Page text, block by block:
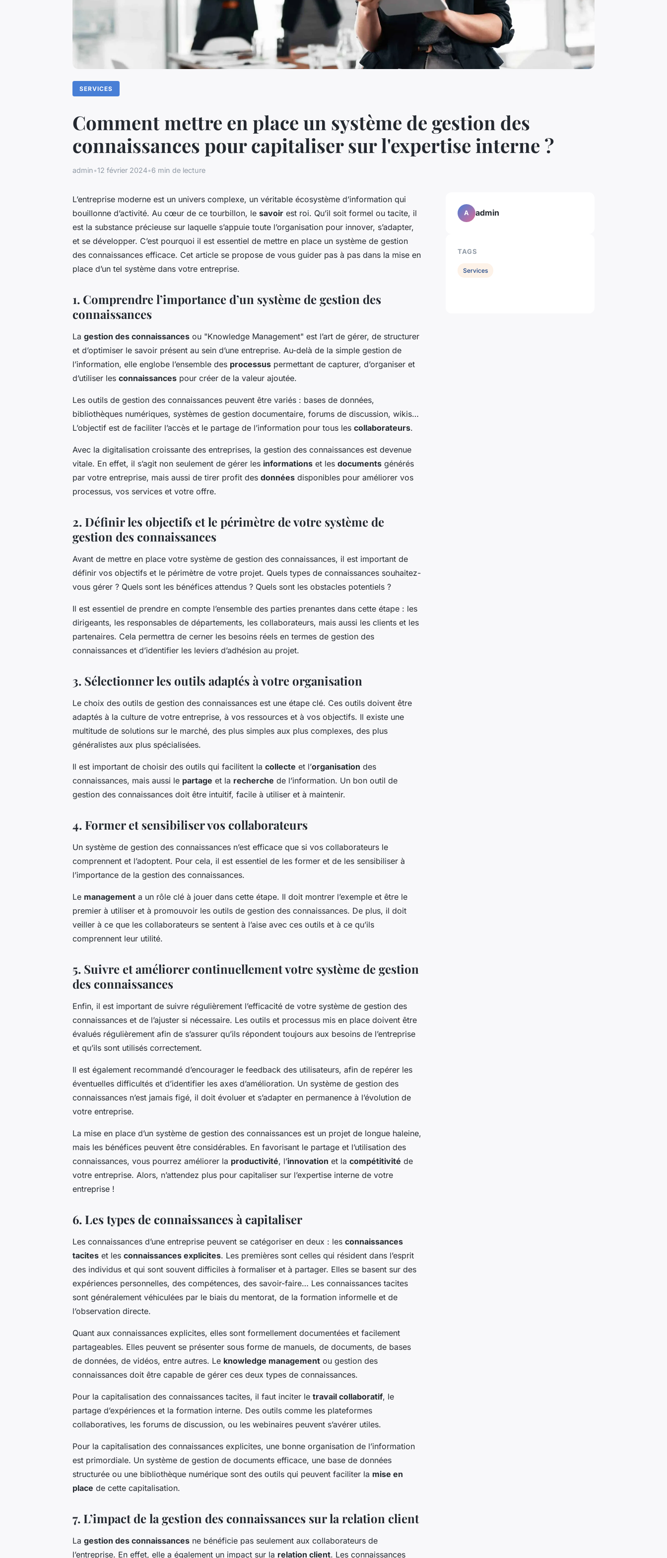
SERVICES
Comment mettre en place un système de gestion des
connaissances pour capitaliser sur l'expertise interne ?
admin•12 février 2024•6 min de lecture
L’entreprise moderne est un univers complexe, un véritable écosystème d’information qui
bouillonne d’activité. Au cœur de ce tourbillon, le savoir est roi. Qu’il soit formel ou tacite, il
est la substance précieuse sur laquelle s’appuie toute l’organisation pour innover, s’adapter,
et se développer. C’est pourquoi il est essentiel de mettre en place un système de gestion
des connaissances efficace. Cet article se propose de vous guider pas à pas dans la mise en
place d’un tel système dans votre entreprise.
1. Comprendre l’importance d’un système de gestion des
connaissances
La gestion des connaissances ou "Knowledge Management" est l’art de gérer, de structurer
et d’optimiser le savoir présent au sein d’une entreprise. Au-delà de la simple gestion de
l’information, elle englobe l’ensemble des processus permettant de capturer, d’organiser et
d’utiliser les connaissances pour créer de la valeur ajoutée.
Les outils de gestion des connaissances peuvent être variés : bases de données,
bibliothèques numériques, systèmes de gestion documentaire, forums de discussion, wikis…
L’objectif est de faciliter l’accès et le partage de l’information pour tous les collaborateurs.
Avec la digitalisation croissante des entreprises, la gestion des connaissances est devenue
vitale. En effet, il s’agit non seulement de gérer les informations et les documents générés
par votre entreprise, mais aussi de tirer profit des données disponibles pour améliorer vos
processus, vos services et votre offre.
2. Définir les objectifs et le périmètre de votre système de
gestion des connaissances
Avant de mettre en place votre système de gestion des connaissances, il est important de
définir vos objectifs et le périmètre de votre projet. Quels types de connaissances souhaitez-
vous gérer ? Quels sont les bénéfices attendus ? Quels sont les obstacles potentiels ?
Il est essentiel de prendre en compte l’ensemble des parties prenantes dans cette étape : les
dirigeants, les responsables de départements, les collaborateurs, mais aussi les clients et les
partenaires. Cela permettra de cerner les besoins réels en termes de gestion des
connaissances et d’identifier les leviers d’adhésion au projet.
3. Sélectionner les outils adaptés à votre organisation
Le choix des outils de gestion des connaissances est une étape clé. Ces outils doivent être
adaptés à la culture de votre entreprise, à vos ressources et à vos objectifs. Il existe une
multitude de solutions sur le marché, des plus simples aux plus complexes, des plus
généralistes aux plus spécialisées.
Il est important de choisir des outils qui facilitent la collecte et l’organisation des
connaissances, mais aussi le partage et la recherche de l’information. Un bon outil de
gestion des connaissances doit être intuitif, facile à utiliser et à maintenir.
4. Former et sensibiliser vos collaborateurs
Un système de gestion des connaissances n’est efficace que si vos collaborateurs le
comprennent et l’adoptent. Pour cela, il est essentiel de les former et de les sensibiliser à
l’importance de la gestion des connaissances.
Le management a un rôle clé à jouer dans cette étape. Il doit montrer l’exemple et être le
premier à utiliser et à promouvoir les outils de gestion des connaissances. De plus, il doit
veiller à ce que les collaborateurs se sentent à l’aise avec ces outils et à ce qu’ils
comprennent leur utilité.
5. Suivre et améliorer continuellement votre système de gestion
des connaissances
Enfin, il est important de suivre régulièrement l’efficacité de votre système de gestion des
connaissances et de l’ajuster si nécessaire. Les outils et processus mis en place doivent être
évalués régulièrement afin de s’assurer qu’ils répondent toujours aux besoins de l’entreprise
et qu’ils sont utilisés correctement.
Il est également recommandé d’encourager le feedback des utilisateurs, afin de repérer les
éventuelles difficultés et d’identifier les axes d’amélioration. Un système de gestion des
connaissances n’est jamais figé, il doit évoluer et s’adapter en permanence à l’évolution de
votre entreprise.
La mise en place d’un système de gestion des connaissances est un projet de longue haleine,
mais les bénéfices peuvent être considérables. En favorisant le partage et l’utilisation des
connaissances, vous pourrez améliorer la productivité, l’innovation et la compétitivité de
votre entreprise. Alors, n’attendez plus pour capitaliser sur l’expertise interne de votre
entreprise !
6. Les types de connaissances à capitaliser
Les connaissances d’une entreprise peuvent se catégoriser en deux : les connaissances
tacites et les connaissances explicites. Les premières sont celles qui résident dans l’esprit
des individus et qui sont souvent difficiles à formaliser et à partager. Elles se basent sur des
expériences personnelles, des compétences, des savoir-faire… Les connaissances tacites
sont généralement véhiculées par le biais du mentorat, de la formation informelle et de
l’observation directe.
Quant aux connaissances explicites, elles sont formellement documentées et facilement
partageables. Elles peuvent se présenter sous forme de manuels, de documents, de bases
de données, de vidéos, entre autres. Le knowledge management ou gestion des
connaissances doit être capable de gérer ces deux types de connaissances.
Pour la capitalisation des connaissances tacites, il faut inciter le travail collaboratif, le
partage d’expériences et la formation interne. Des outils comme les plateformes
collaboratives, les forums de discussion, ou les webinaires peuvent s’avérer utiles.
Pour la capitalisation des connaissances explicites, une bonne organisation de l’information
est primordiale. Un système de gestion de documents efficace, une base de données
structurée ou une bibliothèque numérique sont des outils qui peuvent faciliter la mise en
place de cette capitalisation.
7. L’impact de la gestion des connaissances sur la relation client
La gestion des connaissances ne bénéficie pas seulement aux collaborateurs de
l’entreprise. En effet, elle a également un impact sur la relation client. Les connaissances
A admin
TAGS
Services